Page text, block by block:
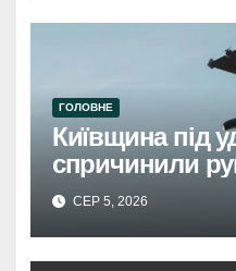
ГОЛОВНЕ
Київщина під
спричинили
травмовано
СЕР 5, 2026